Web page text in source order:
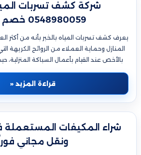
شركة كشف تسربات
0548980059 خصم 50%
يعرف كشف تسربات المياه بالخبر بأنه من أكثر
المنازل وحماية العملاء من الروائح الكريهة
بالأخص عند القيام بأعمال السباكة
مواسير المطابخ…
قراءة المزيد «
شراء المكيفات المستعملة
ونقل مجاني فوراً